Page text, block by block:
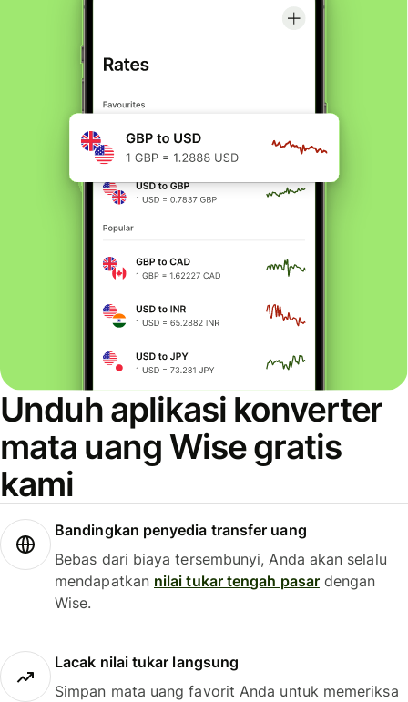
Unduh aplikasi konverter
mata uang Wise gratis
kami
Bandingkan penyedia transfer uang
Bebas dari biaya tersembunyi, Anda akan selalu
mendapatkan nilai tukar tengah pasardengan
Wise.
Lacak nilai tukar langsung
Simpan mata uang favorit Anda untuk memeriksa